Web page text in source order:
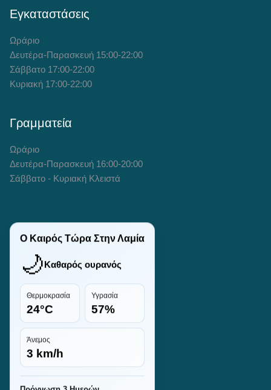
Εγκαταστάσεις
Ωράριο
Δευτέρα-Παρασκευή 15:00-22:00
Σάββατο 17:00-22:00
Κυριακή 17:00-22:00
Γραμματεία
Ωράριο
Δευτέρα-Παρασκευή 16:00-20:00
Σάββατο - Κυριακή Κλειστά
Ο Καιρός Τώρα Στην Λαμία
🌙Καθαρός ουρανός
Θερμοκρασία
24°C
Υγρασία
57%
Άνεμος
3 km/h